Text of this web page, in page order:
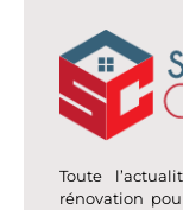
Toute
rénovation